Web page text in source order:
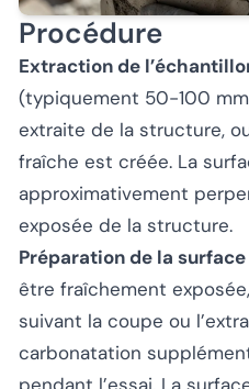
Procédure
Extraction de
(typiquement 50-100
extraite de la structure,
fraîche est créée. La
approximativement
exposée de la structure.
Préparation de la surface
être fraîchement
suivant la coupe ou
carbonatation